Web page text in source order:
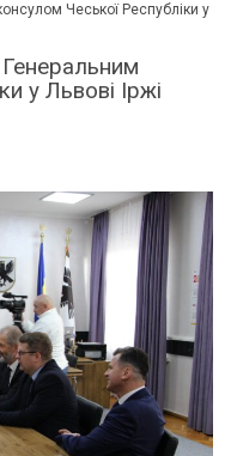
Чеської Республіки у
у Львові Іржі